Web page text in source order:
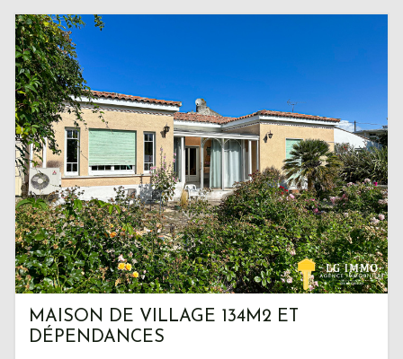
MAISON DE VILLAGE 134M2 ET
DÉPENDANCES